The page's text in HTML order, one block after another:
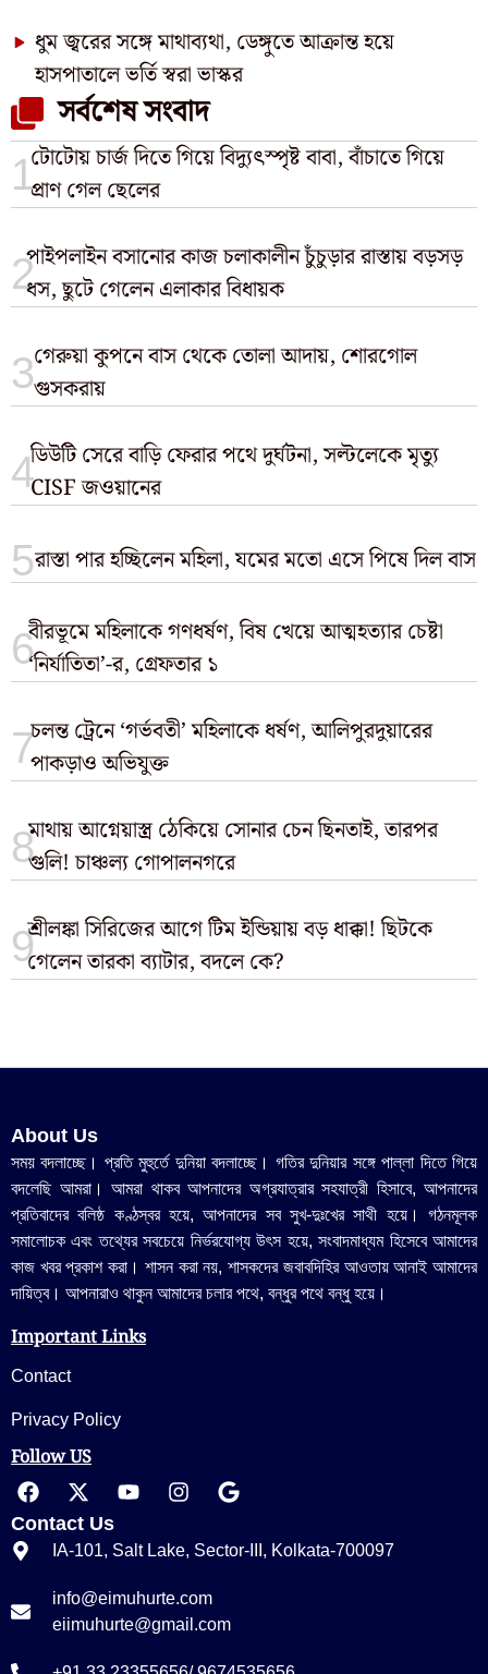
ধুম জ্বরের সঙ্গে মাথাব্যথা, ডেঙ্গুতে আক্রান্ত হয়ে
হাসপাতালে ভর্তি স্বরা ভাস্কর
সর্বশেষ সংবাদ
টোটোয় চার্জ দিতে গিয়ে বিদ্যুৎস্পৃষ্ট বাবা, বাঁচাতে গিয়ে
প্রাণ গেল ছেলের
পাইপলাইন বসানোর কাজ চলাকালীন চুঁচুড়ার রাস্তায় বড়সড়
ধস, ছুটে গেলেন এলাকার বিধায়ক
গেরুয়া কুপনে বাস থেকে তোলা আদায়, শোরগোল
গুসকরায়
ডিউটি সেরে বাড়ি ফেরার পথে দুর্ঘটনা, সল্টলেকে মৃত্যু
CISF জওয়ানের
রাস্তা পার হচ্ছিলেন মহিলা, যমের মতো এসে পিষে দিল বাস
বীরভূমে মহিলাকে গণধর্ষণ, বিষ খেয়ে আত্মহত্যার চেষ্টা
‘নির্যাতিতা’-র, গ্রেফতার ১
চলন্ত ট্রেনে ‘গর্ভবতী’ মহিলাকে ধর্ষণ, আলিপুরদুয়ারের
পাকড়াও অভিযুক্ত
মাথায় আগ্নেয়াস্ত্র ঠেকিয়ে সোনার চেন ছিনতাই, তারপর
গুলি! চাঞ্চল্য গোপালনগরে
শ্রীলঙ্কা সিরিজের আগে টিম ইন্ডিয়ায় বড় ধাক্কা! ছিটকে
গেলেন তারকা ব্যাটার, বদলে কে?
About Us
সময় বদলাচ্ছে। প্রতি মুহুর্তে দুনিয়া বদলাচ্ছে। গতির দুনিয়ার সঙ্গে পাল্লা দিতে গিয়ে
বদলেছি আমরা। আমরা থাকব আপনাদের অগ্রযাত্রার সহযাত্রী হিসাবে, আপনাদের
প্রতিবাদের বলিষ্ঠ কণ্ঠস্বর হয়ে, আপনাদের সব সুখ-দুঃখের সাথী হয়ে। গঠনমূলক
সমালোচক এবং তথ্যের সবচেয়ে নির্ভরযোগ্য উ‍ৎস হয়ে, সংবাদমাধ্যম হিসেবে আমাদের
কাজ খবর প্রকাশ করা। শাসন করা নয়, শাসকদের জবাবদিহির আওতায় আনাই আমাদের
দায়িত্ব। আপনারাও থাকুন আমাদের চলার পথে, বন্ধুর পথে বন্ধু হয়ে।
Important Links
Contact
Privacy Policy
Follow US
Contact Us
IA-101, Salt Lake, Sector-III, Kolkata-700097
info@eimuhurte.com
eiimuhurte@gmail.com